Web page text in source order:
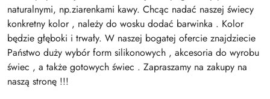
naturalnymi, np.ziarenkami kawy. Chcąc nadać naszej świecy
konkretny kolor , należy do wosku dodać barwinka . Kolor
będzie głęboki i trwały. W naszej bogatej ofercie znajdziecie
Państwo duży wybór form silikonowych , akcesoria do wyrobu
świec , a także gotowych świec . Zapraszamy na zakupy na
naszą stronę !!!